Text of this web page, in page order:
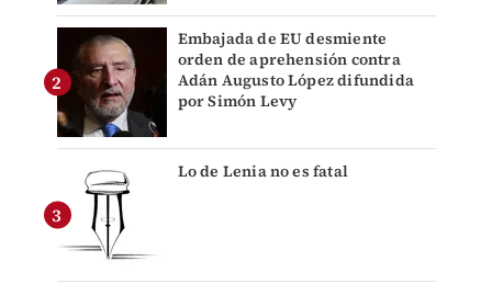
Embajada de EU desmiente
orden de aprehensión contra
Adán Augusto López difundida
por Simón Levy
Lo de Lenia no es fatal